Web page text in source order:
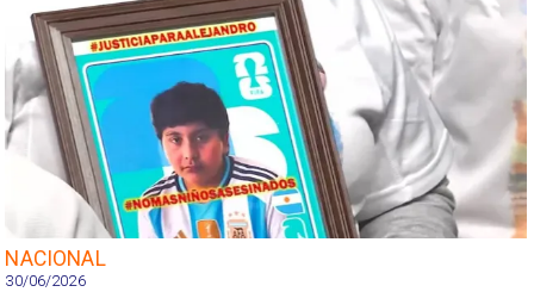
NACIONAL
30/06/2026